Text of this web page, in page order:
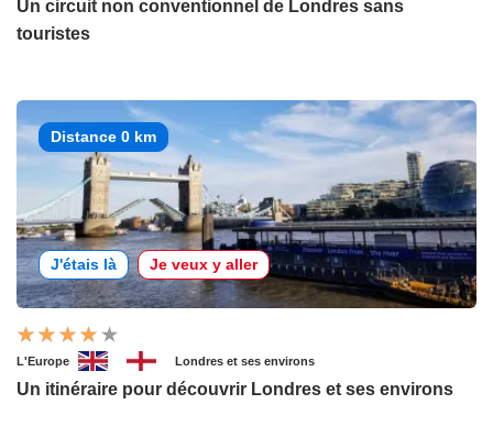
Un circuit non conventionnel de Londres sans
touristes
Distance 0 km
J'étais là Je veux y aller
L'Europe Londres et ses environs
Un itinéraire pour découvrir Londres et ses environs